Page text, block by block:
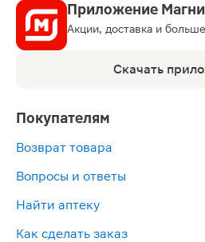
Приложение
Акции, доставка и
Скачать
Покупателям
Возврат товара
Вопросы и ответы
Найти аптеку
Как сделать заказ